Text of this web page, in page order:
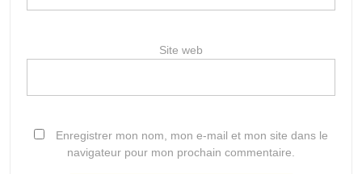
Site web
Enregistrer mon nom, mon e-mail et mon site dans le
navigateur pour mon prochain commentaire.